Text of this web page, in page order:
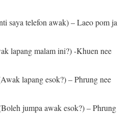
saya telefon awak) – Laeo pom ja
lapang malam ini?) -Khuen nee
lapang esok?) – Phrung nee
jumpa awak esok?) – Phrung